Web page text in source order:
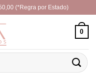
(*Regra por Estado)
0